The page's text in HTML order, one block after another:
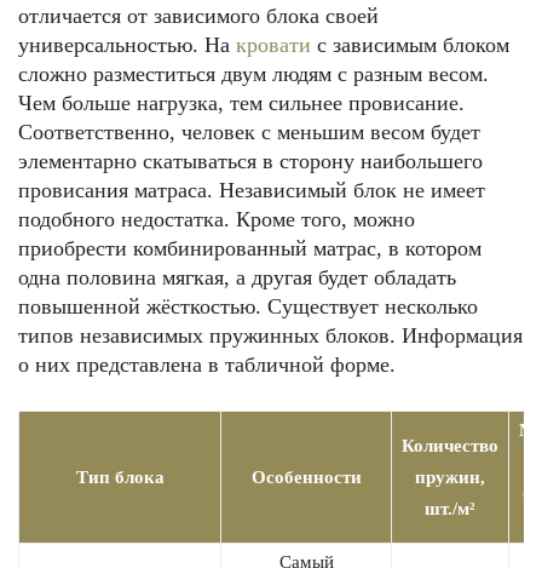
отличается от зависимого блока своей
универсальностью. На кровати с зависимым блоком
сложно разместиться двум людям с разным весом.
Чем больше нагрузка, тем сильнее провисание.
Соответственно, человек с меньшим весом будет
элементарно скатываться в сторону наибольшего
провисания матраса. Независимый блок не имеет
подобного недостатка. Кроме того, можно
приобрести комбинированный матрас, в котором
одна половина мягкая, а другая будет обладать
повышенной жёсткостью. Существует несколько
типов независимых пружинных блоков. Информация
о них представлена в табличной форме.
Тип блока Особенности
Количество
пружин,
шт./м²
Самый